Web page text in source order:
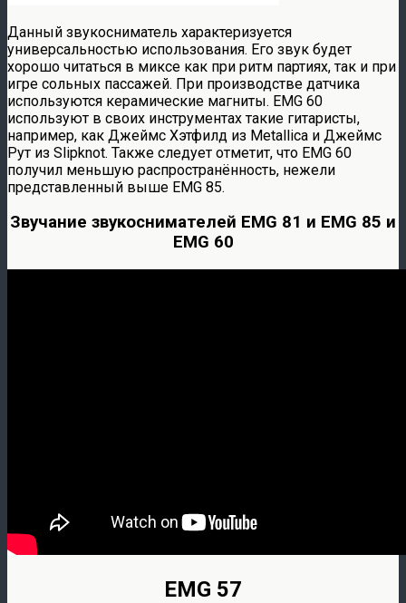
Данный звукосниматель характеризуется
универсальностью использования. Его звук будет
хорошо читаться в миксе как при ритм партиях, так и при
игре сольных пассажей. При производстве датчика
используются керамические магниты. EMG 60
используют в своих инструментах такие гитаристы,
например, как Джеймс Хэтфилд из Metallica и Джеймс
Рут из Slipknot. Также следует отметит, что EMG 60
получил меньшую распространённость, нежели
представленный выше EMG 85.
Звучание звукоснимателей EMG 81 и EMG 85 и
EMG 60
EMG 57